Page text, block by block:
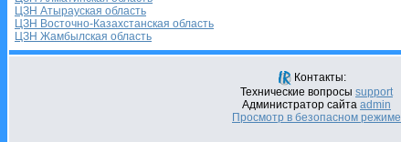
ЦЗН Атырауская область
ЦЗН Восточно-Казахстанская область
ЦЗН Жамбылская область
Контакты:
Технические вопросы support
Администратор сайта admin
Просмотр в безопасном режиме